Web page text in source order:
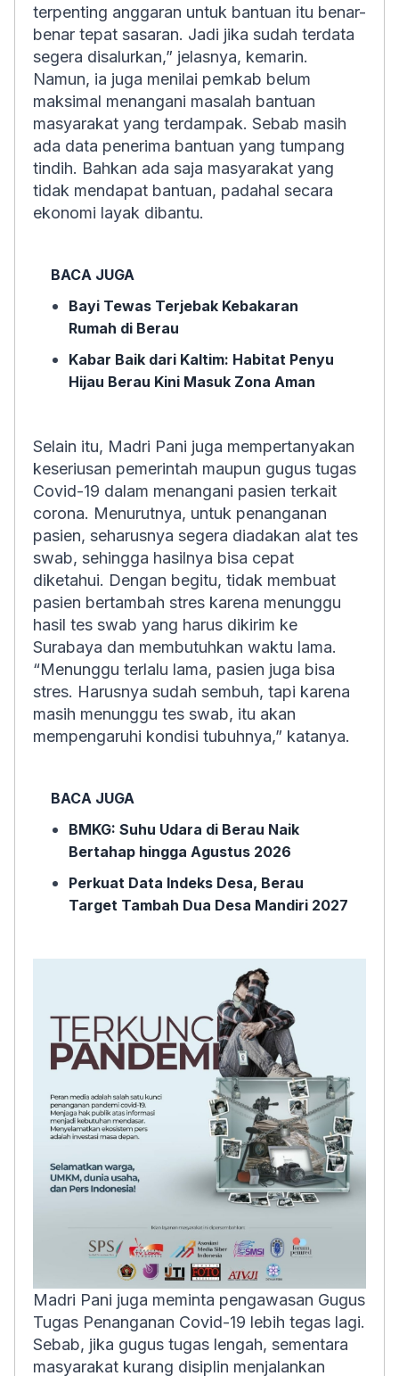
terpenting anggaran untuk bantuan itu benar-
benar tepat sasaran. Jadi jika sudah terdata
segera disalurkan,” jelasnya, kemarin.
Namun, ia juga menilai pemkab belum
maksimal menangani masalah bantuan
masyarakat yang terdampak. Sebab masih
ada data penerima bantuan yang tumpang
tindih. Bahkan ada saja masyarakat yang
tidak mendapat bantuan, padahal secara
ekonomi layak dibantu.
BACA JUGA
Bayi Tewas Terjebak Kebakaran
Rumah di Berau
Kabar Baik dari Kaltim: Habitat Penyu
Hijau Berau Kini Masuk Zona Aman
Selain itu, Madri Pani juga mempertanyakan
keseriusan pemerintah maupun gugus tugas
Covid-19 dalam menangani pasien terkait
corona. Menurutnya, untuk penanganan
pasien, seharusnya segera diadakan alat tes
swab, sehingga hasilnya bisa cepat
diketahui. Dengan begitu, tidak membuat
pasien bertambah stres karena menunggu
hasil tes swab yang harus dikirim ke
Surabaya dan membutuhkan waktu lama.
“Menunggu terlalu lama, pasien juga bisa
stres. Harusnya sudah sembuh, tapi karena
masih menunggu tes swab, itu akan
mempengaruhi kondisi tubuhnya,” katanya.
BACA JUGA
BMKG: Suhu Udara di Berau Naik
Bertahap hingga Agustus 2026
Perkuat Data Indeks Desa, Berau
Target Tambah Dua Desa Mandiri 2027
Madri Pani juga meminta pengawasan Gugus
Tugas Penanganan Covid-19 lebih tegas lagi.
Sebab, jika gugus tugas lengah, sementara
masyarakat kurang disiplin menjalankan